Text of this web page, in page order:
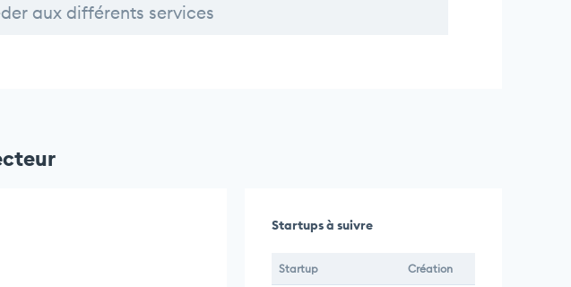
aux différents services
Startups à suivre
Startup Création